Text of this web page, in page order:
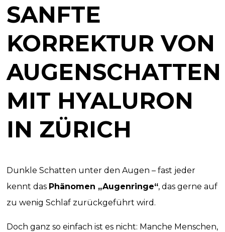
SANFTE
KORREKTUR VON
AUGENSCHATTEN
MIT HYALURON
IN ZÜRICH
Dunkle Schatten unter den Augen – fast jeder
kennt das Phänomen „Augenringe“, das gerne auf
zu wenig Schlaf zurückgeführt wird.
Doch ganz so einfach ist es nicht: Manche Menschen,